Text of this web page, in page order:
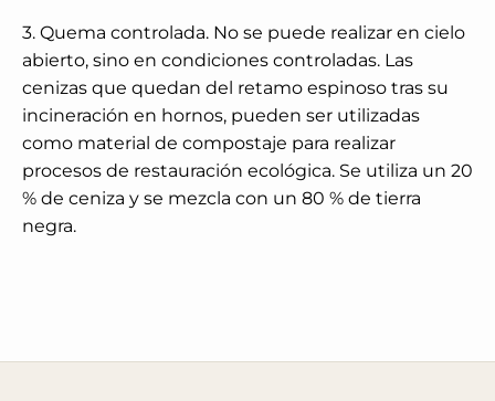
3. Quema controlada. No se puede realizar en cielo
abierto, sino en condiciones controladas. Las
cenizas que quedan del retamo espinoso tras su
incineración en hornos, pueden ser utilizadas
como material de compostaje para realizar
procesos de restauración ecológica. Se utiliza un 20
% de ceniza y se mezcla con un 80 % de tierra
negra.